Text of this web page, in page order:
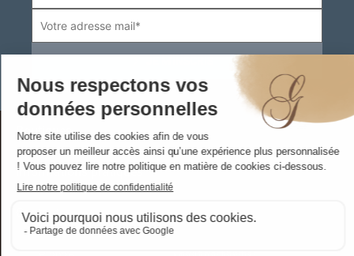
Boutiques
Informations pratiques
Contact